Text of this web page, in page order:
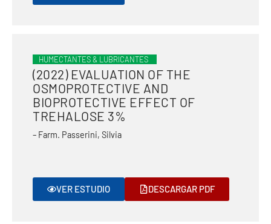
HUMECTANTES & LUBRICANTES
(2022) EVALUATION OF THE
OSMOPROTECTIVE AND
BIOPROTECTIVE EFFECT OF
TREHALOSE 3%
– Farm. Passerini, Silvia
VER ESTUDIO DESCARGAR PDF